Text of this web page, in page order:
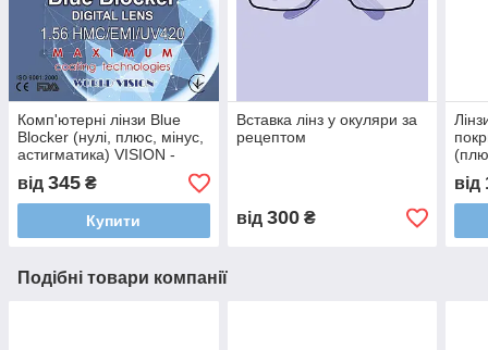
Комп'ютерні лінзи Blue
Blocker (нулі, плюс, мінус,
астигматика) VISION -
від 345 ₴
Купити
Вставка лінз у окуляри за
рецептом
від 300₴
від
Подібні товари компанії